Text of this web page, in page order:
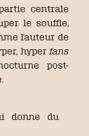
centrale
le souffle,
l’auteur de
hyper fans
post-
donne du